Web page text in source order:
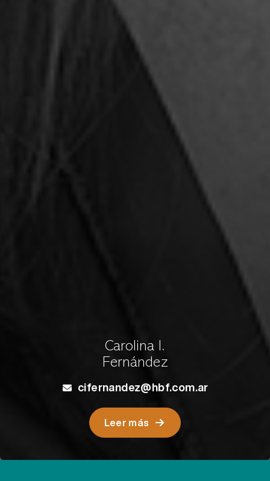
Carolina I.
Fernández
cifernandez@hbf.com.ar
Leer más